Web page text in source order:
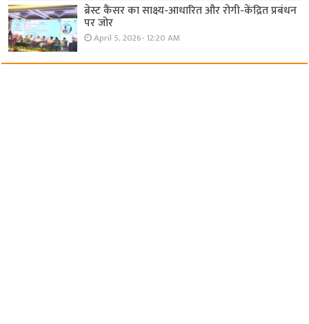
ब्रेस्ट कैंसर का साक्ष्य-आधारित और रोगी-केंद्रित प्रबंधन
पर जोर
April 5, 2026- 12:20 AM